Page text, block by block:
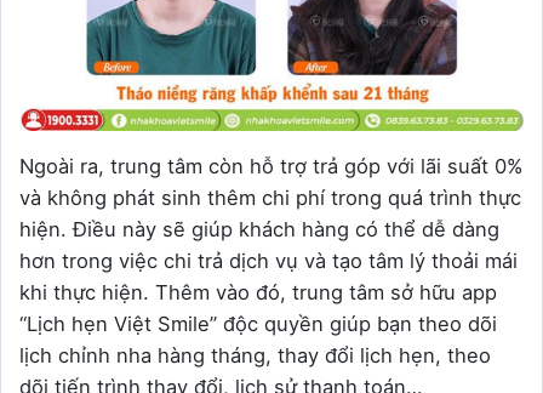
Ngoài ra, trung tâm còn hỗ trợ trả góp với lãi suất 0%
và không phát sinh thêm chi phí trong quá trình thực
hiện. Điều này sẽ giúp khách hàng có thể dễ dàng
hơn trong việc chi trả dịch vụ và tạo tâm lý thoải mái
khi thực hiện. Thêm vào đó, trung tâm sở hữu app
“Lịch hẹn Việt Smile” độc quyền giúp bạn theo dõi
lịch chỉnh nha hàng tháng, thay đổi lịch hẹn, theo
dõi tiến trình thay đổi, lịch sử thanh toán…